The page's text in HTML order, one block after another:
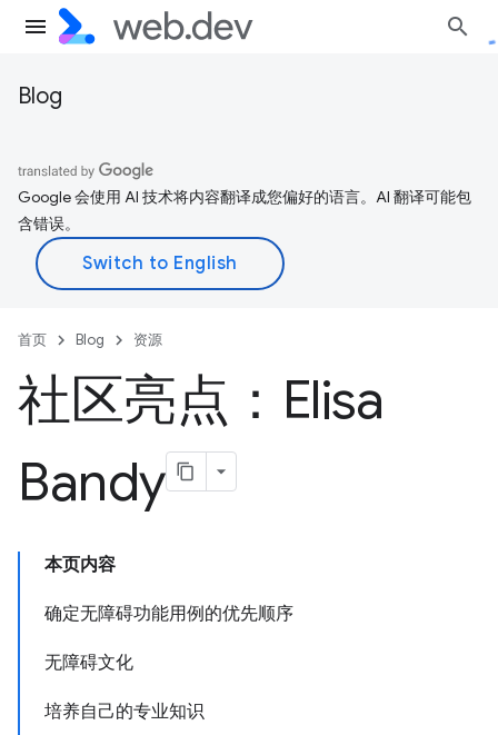
Blog
Google 会使用 AI 技术将内容翻译成您偏好的语言。AI 翻译可能包
含错误。
首页 Blog 资源
社区亮点：Elisa
Bandy
本页内容
确定无障碍功能用例的优先顺序
无障碍文化
培养自己的专业知识